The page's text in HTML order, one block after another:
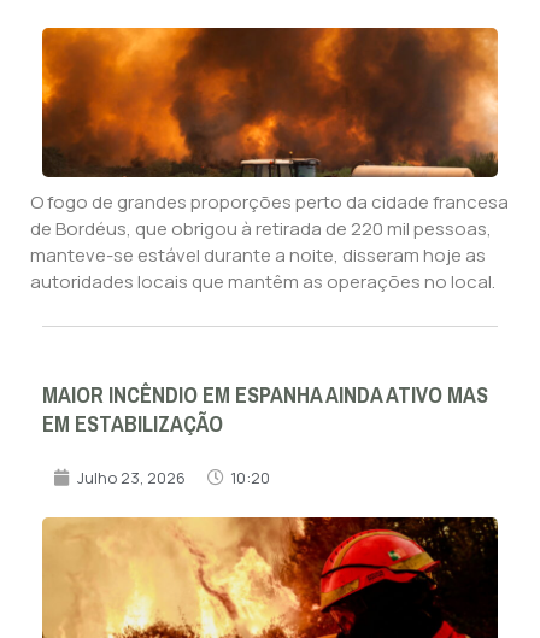
O fogo de grandes proporções perto da cidade francesa
de Bordéus, que obrigou à retirada de 220 mil pessoas,
manteve-se estável durante a noite, disseram hoje as
autoridades locais que mantêm as operações no local.
MAIOR INCÊNDIO EM ESPANHA AINDA ATIVO MAS
EM ESTABILIZAÇÃO
Julho 23, 2026 10:20